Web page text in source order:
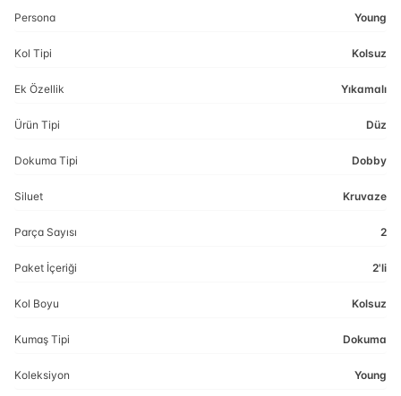
Persona Young
Kol Tipi Kolsuz
Ek Özellik Yıkamalı
Ürün Tipi Düz
Dokuma Tipi Dobby
Siluet Kruvaze
Parça Sayısı 2
Paket İçeriği 2'li
Kol Boyu Kolsuz
Kumaş Tipi Dokuma
Koleksiyon Young